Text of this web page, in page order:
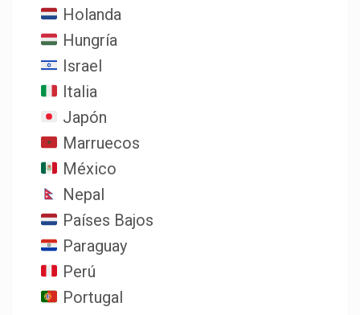
Holanda
Hungría
Israel
Italia
Japón
Marruecos
México
Nepal
Países Bajos
Paraguay
Perú
Portugal